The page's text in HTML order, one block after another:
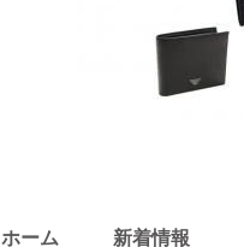
ホーム 新着情報